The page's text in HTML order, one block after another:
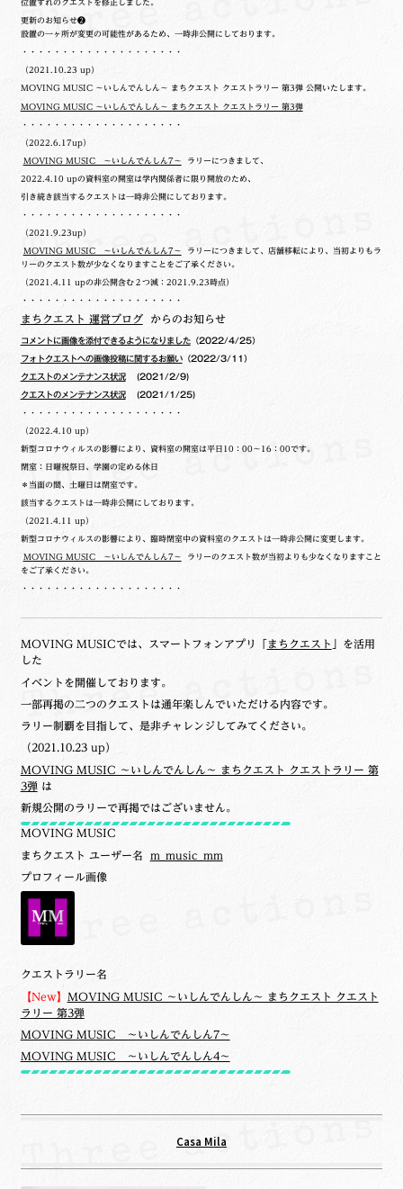
位置ずれのクエストを修正しました。
更新のお知らせ❷
設置の一ヶ所が変更の可能性があるため、一時非公開にしております。
・・・・・・・・・・・・・・・・・・・・
（2021.10.23 up）
MOVING MUSIC ～いしんでんしん～ まちクエスト クエストラリー 第3弾 公開いたします。
MOVING MUSIC ～いしんでんしん～ まちクエスト クエストラリー 第3弾
・・・・・・・・・・・・・・・・・・・・
（2022.6.17up）
MOVING MUSIC ～いしんでんしん7～ ラリーにつきまして、
2022.4.10 upの資料室の開室は学内関係者に限り開放のため、
引き続き該当するクエストは一時非公開にしております。
・・・・・・・・・・・・・・・・・・・・
（2021.9.23up）
MOVING MUSIC ～いしんでんしん7～ ラリーにつきまして、店舗移転により、当初よりもラ
リーのクエスト数が少なくなりますことをご了承ください。
（2021.4.11 upの非公開含む２つ減：2021.9.23時点）
・・・・・・・・・・・・・・・・・・・・
まちクエスト 運営ブログからのお知らせ
コメントに画像を添付できるようになりました（2022/4/25）
フォトクエストへの画像投稿に関するお願い（2022/3/11）
クエストのメンテナンス状況(2021/2/9)
クエストのメンテナンス状況(2021/1/25)
・・・・・・・・・・・・・・・・・・・・
（2022.4.10 up）
新型コロナウィルスの影響により、資料室の開室は平日10：00～16：00です。
閉室：日曜祝祭日、学園の定める休日
＊当面の間、土曜日は閉室です。
該当するクエストは一時非公開にしております。
（2021.4.11 up）
新型コロナウィルスの影響により、臨時閉室中の資料室のクエストは一時非公開に変更します。
MOVING MUSIC ～いしんでんしん7～ ラリーのクエスト数が当初よりも少なくなりますこと
をご了承ください。
・・・・・・・・・・・・・・・・・・・・
MOVING MUSICでは、スマートフォンアプリ「 まちクエスト
」を活用
した
イベントを開催しております。
一部再掲の二つのクエストは通年楽しんでいただける内容です。
ラリー制覇を目指して、是非チャレンジしてみてください。
（2021.10.23 up）
MOVING MUSIC ～いしんでんしん～ まちクエスト クエストラリー 第
3弾 は
新規公開のラリーで再掲ではございません。
MOVING MUSIC
まちクエスト ユーザー名 m_music_mm
プロフィール画像
クエストラリー名
【New】 MOVING MUSIC ～いしんでんしん～ まちクエスト クエスト
ラリー 第3弾
MOVING MUSIC ～いしんでんしん7～
MOVING MUSIC ～いしんでんしん4～
Casa Mila